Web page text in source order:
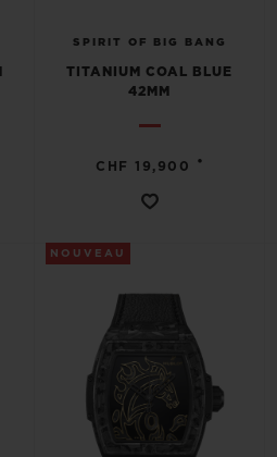
SPIRIT OF BIG BANG
TITANIUM COAL BLUE
42MM
CHF 19,900 •
NOUVEAU